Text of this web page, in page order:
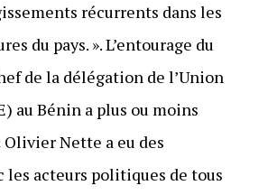
récurrents dans les
du pays. ». L’entourage du
de la délégation de l’Union
au Bénin a plus ou moins
Olivier Nette a eu des
les acteurs politiques de tous